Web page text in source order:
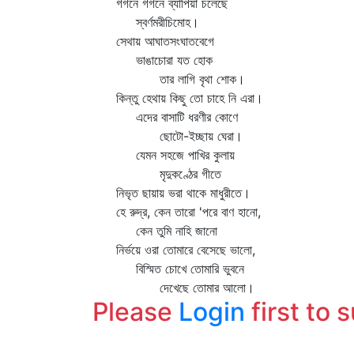
গগনে গগনে ব্যাপিয়া চলেছে
স্বর্ণমরীচিমোহ।
সেথায় আঘাতসংঘাতবেগে
ভাঙাচোরা যত হোক
তার লাগি বৃথা শোক।
কিন্তু হেথায় কিছু তো চাহে নি এরা।
এদের বাসাটি ধরণীর কোণে
ছোটো-ইচ্ছায় ঘেরা।
যেমন সহজে পাখির কুলায়
মৃদুকণ্ঠের গীতে
নিভৃত ছায়ায় ভরা থাকে মাধুরীতে।
হে রুদ্র, কেন তারো 'পরে বাণ হানো,
কেন তুমি নাহি জানো
নির্ভয়ে ওরা তোমারে বেসেছে ভালো,
বিস্মিত চোখে তোমারি ভুবনে
দেখেছে তোমার আলো।
Please Login first to